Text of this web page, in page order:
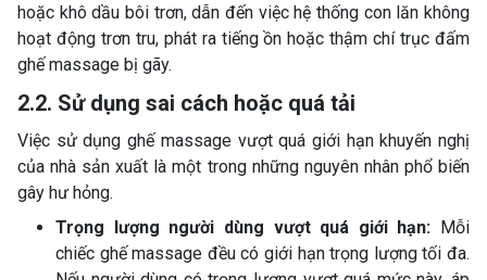
hoặc khô dầu bôi trơn, dẫn đến việc hệ thống con lăn không
hoạt động trơn tru, phát ra tiếng ồn hoặc thậm chí trục đấm
ghế massage bị gãy.
2.2. Sử dụng sai cách hoặc quá tải
Việc sử dụng ghế massage vượt quá giới hạn khuyến nghị
của nhà sản xuất là một trong những nguyên nhân phổ biến
gây hư hỏng.
Trọng lượng người dùng vượt quá giới hạn: Mỗi
chiếc ghế massage đều có giới hạn trọng lượng tối đa.